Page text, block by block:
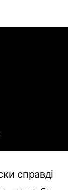
справді